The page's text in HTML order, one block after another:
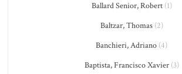
Ballard Senior, Robert(1)
Baltzar, Thomas(2)
Banchieri, Adriano (4)
Baptista, Francisco Xavier(3)